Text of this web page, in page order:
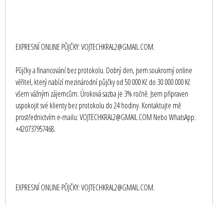
EXPRESNÍ ONLINE PŮJČKY: VOJTECHKRAL2@GMAIL.COM.
Půjčky a financování bez protokolu. Dobrý den, jsem soukromý online
věřitel, který nabízí mezinárodní půjčky od 50 000 Kč do 30 000 000 Kč
všem vážným zájemcům. Úroková sazba je 3% ročně. Jsem připraven
uspokojit své klienty bez protokolu do 24 hodiny. Kontaktujte mě
prostřednictvím e-mailu: VOJTECHKRAL2@GMAIL.COM Nebo WhatsApp:
+420737957468.
EXPRESNÍ ONLINE PŮJČKY: VOJTECHKRAL2@GMAIL.COM.